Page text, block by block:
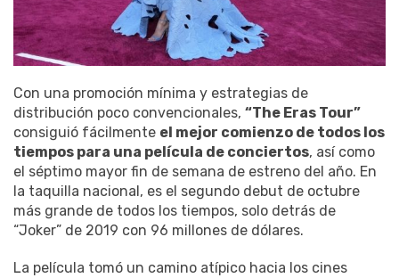
Con una promoción mínima y estrategias de
distribución poco convencionales, “The Eras Tour”
consiguió fácilmente el mejor comienzo de todos los
tiempos para una película de conciertos, así como
el séptimo mayor fin de semana de estreno del año. En
la taquilla nacional, es el segundo debut de octubre
más grande de todos los tiempos, solo detrás de
“Joker” de 2019 con 96 millones de dólares.
La película tomó un camino atípico hacia los cines